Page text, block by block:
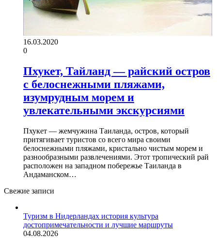
16.03.2020
0
Пхукет, Тайланд — райский остров
с белоснежными пляжами,
изумрудным морем и
увлекательными экскурсиями
Пхукет — жемчужина Таиланда, остров, который
притягивает туристов со всего мира своими
белоснежными пляжами, кристально чистым морем и
разнообразными развлечениями. Этот тропический рай
расположен на западном побережье Таиланда в
Андаманском…
Свежие записи
Туризм в Нидерландах история культура
достопримечательности и лучшие маршруты
04.08.2026